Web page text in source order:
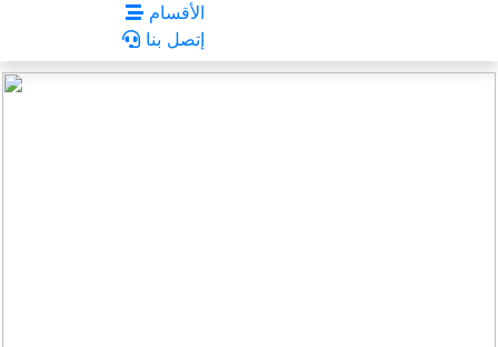
الأقسام
إتصل بنا